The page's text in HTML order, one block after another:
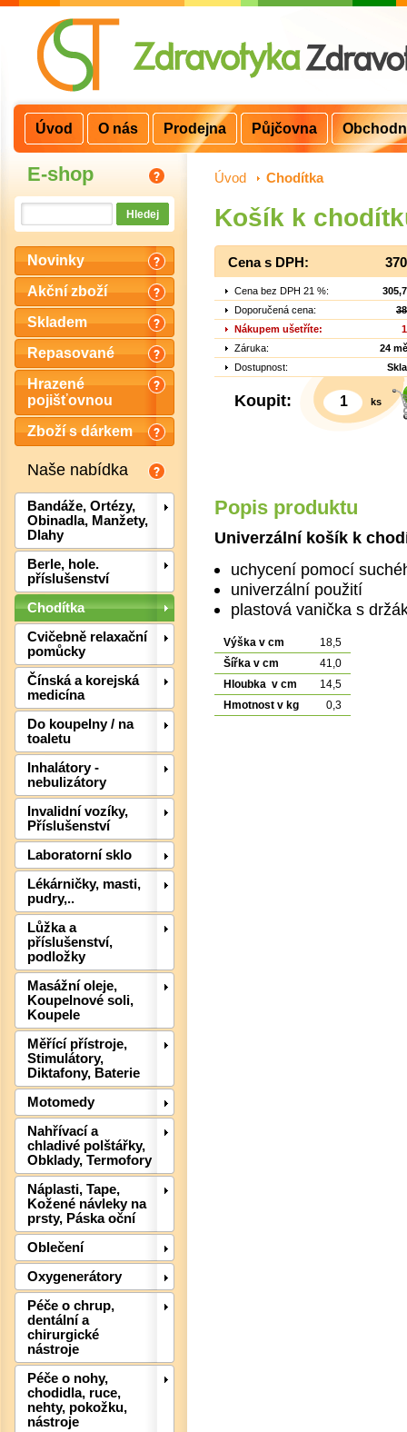
E-shop
Novinky
Akční zboží
Skladem
Repasované
Hrazené
pojišťovnou
Zboží s dárkem
Naše nabídka
Bandáže, Ortézy,
Obinadla, Manžety,
Dlahy
Berle, hole.
příslušenství
Chodítka
Cvičebně relaxační
pomůcky
Čínská a korejská
medicína
Do koupelny / na
toaletu
Inhalátory -
nebulizátory
Invalidní vozíky,
Příslušenství
Laboratorní sklo
Lékárničky, masti,
pudry,..
Lůžka a
příslušenství,
podložky
Masážní oleje,
Koupelnové soli,
Koupele
Měřící přístroje,
Stimulátory,
Diktafony, Baterie
Motomedy
Nahřívací a
chladivé polštářky,
Obklady, Termofory
Náplasti, Tape,
Kožené návleky na
prsty, Páska oční
Oblečení
Oxygenerátory
Péče o chrup,
dentální a
chirurgické
nástroje
Péče o nohy,
chodidla, ruce,
nehty, pokožku,
nástroje
Úvod > Chodítka
Košík k
Cena s DPH:
Cena bez DPH 21 %:
Doporučená cena:
Nákupem ušetříte:
Záruka:
24
Dostupnost:
Koupit: ks
Popis produktu
Univerzální košík k
uchycení pomocí
univerzální použití
plastová vanička s
Výška v cm
18,5
Šířka v cm
41,0
Hloubka v cm
14,5
Hmotnost v kg
0,3
Úvod O nás Prodejna Půjčovna